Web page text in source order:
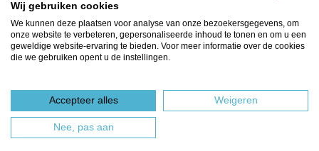
Wij gebruiken cookies
We kunnen deze plaatsen voor analyse van onze bezoekersgegevens, om
onze website te verbeteren, gepersonaliseerde inhoud te tonen en om u een
geweldige website-ervaring te bieden. Voor meer informatie over de cookies
die we gebruiken opent u de instellingen.
Accepteer alles Weigeren
Nee, pas aan